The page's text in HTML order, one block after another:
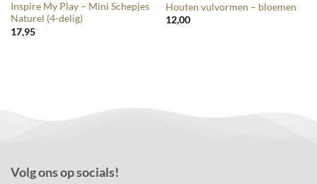
Inspire My Play – Mini Schepjes
Naturel (4-delig)
17,95
Houten vulvormen – bloemen
12,00
Volg ons op socials!